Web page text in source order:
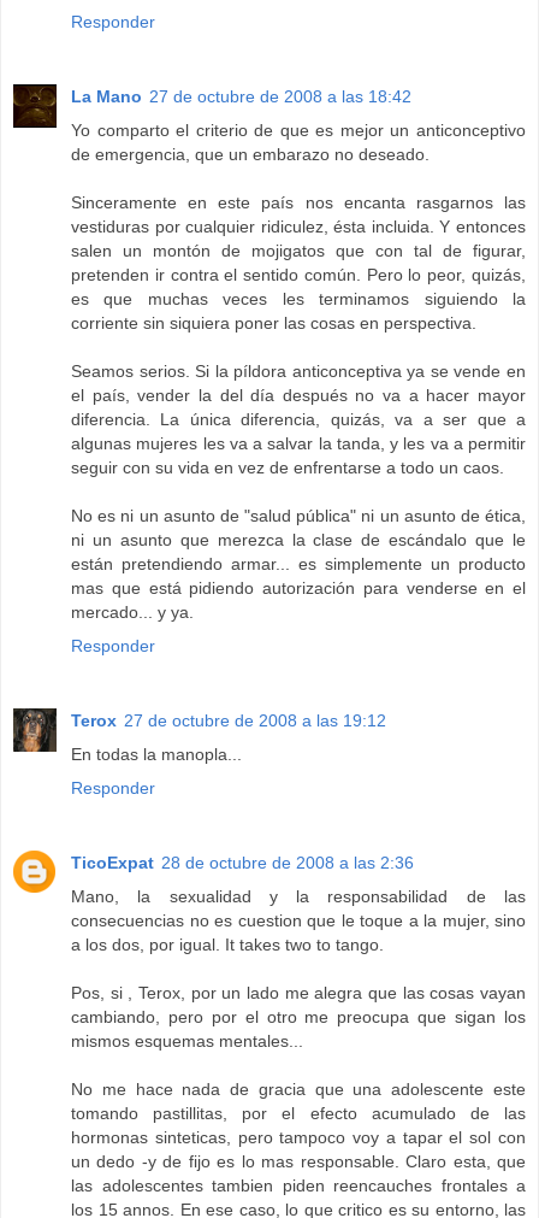
Responder
La Mano 27 de octubre de 2008 a las 18:42
Yo comparto el criterio de que es mejor un anticonceptivo
de emergencia, que un embarazo no deseado.
Sinceramente en este país nos encanta rasgarnos las
vestiduras por cualquier ridiculez, ésta incluida. Y entonces
salen un montón de mojigatos que con tal de figurar,
pretenden ir contra el sentido común. Pero lo peor, quizás,
es que muchas veces les terminamos siguiendo la
corriente sin siquiera poner las cosas en perspectiva.
Seamos serios. Si la píldora anticonceptiva ya se vende en
el país, vender la del día después no va a hacer mayor
diferencia. La única diferencia, quizás, va a ser que a
algunas mujeres les va a salvar la tanda, y les va a permitir
seguir con su vida en vez de enfrentarse a todo un caos.
No es ni un asunto de "salud pública" ni un asunto de ética,
ni un asunto que merezca la clase de escándalo que le
están pretendiendo armar... es simplemente un producto
mas que está pidiendo autorización para venderse en el
mercado... y ya.
Responder
Terox 27 de octubre de 2008 a las 19:12
En todas la manopla...
Responder
TicoExpat 28 de octubre de 2008 a las 2:36
Mano, la sexualidad y la responsabilidad de las
consecuencias no es cuestion que le toque a la mujer, sino
a los dos, por igual. It takes two to tango.
Pos, si , Terox, por un lado me alegra que las cosas vayan
cambiando, pero por el otro me preocupa que sigan los
mismos esquemas mentales...
No me hace nada de gracia que una adolescente este
tomando pastillitas, por el efecto acumulado de las
hormonas sinteticas, pero tampoco voy a tapar el sol con
un dedo -y de fijo es lo mas responsable. Claro esta, que
las adolescentes tambien piden reencauches frontales a
los 15 annos. En ese caso, lo que critico es su entorno, las